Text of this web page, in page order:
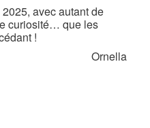
avec autant de
curiosité… que les
!
Ornella